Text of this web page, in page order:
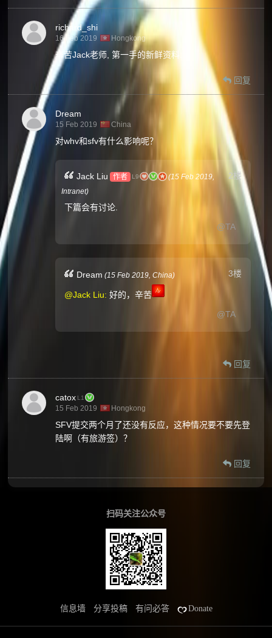
richard_shi
16 Feb 2019 Hongkong
辛苦Jack老师, 第一手的新鲜资料.
回复
Dream
15 Feb 2019 China
对whv和sfv有什么影响呢？
2楼
Jack Liu 作者 L9 (15 Feb 2019,
Intranet)
下篇会有讨论.
@TA
3楼
Dream (15 Feb 2019,China)
@Jack Liu: 好的，辛苦
@TA
回复
catox L1
15 Feb 2019 Hongkong
SFV提交两个月了还没有反应，这种情况要不要先登
陆啊（有旅游签）？
回复
扫码关注公众号
信息墙 分享投稿 有问必答 Donate